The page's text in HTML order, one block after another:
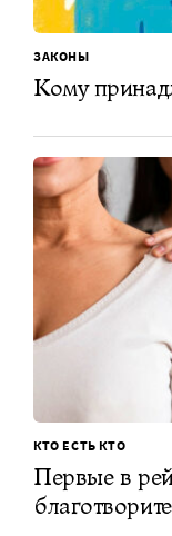
ЗАКОНЫ
Кому
КТО ЕСТЬ КТО
Первые в